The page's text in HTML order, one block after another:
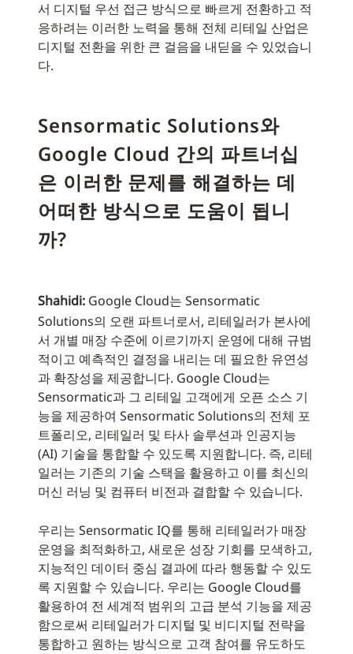
서 디지털 우선 접근 방식으로 빠르게 전환하고 적
응하려는 이러한 노력을 통해 전체 리테일 산업은
디지털 전환을 위한 큰 걸음을 내딛을 수 있었습니
다.
Sensormatic Solutions와
Google Cloud 간의 파트너십
은 이러한 문제를 해결하는 데
어떠한 방식으로 도움이 됩니
까?
Shahidi: Google Cloud는 Sensormatic
Solutions의 오랜 파트너로서, 리테일러가 본사에
서 개별 매장 수준에 이르기까지 운영에 대해 규범
적이고 예측적인 결정을 내리는 데 필요한 유연성
과 확장성을 제공합니다. Google Cloud는
Sensormatic과 그 리테일 고객에게 오픈 소스 기
능을 제공하여 Sensormatic Solutions의 전체 포
트폴리오, 리테일러 및 타사 솔루션과 인공지능
(AI) 기술을 통합할 수 있도록 지원합니다. 즉, 리테
일러는 기존의 기술 스택을 활용하고 이를 최신의
머신 러닝 및 컴퓨터 비전과 결합할 수 있습니다.
우리는 Sensormatic IQ를 통해 리테일러가 매장
운영을 최적화하고, 새로운 성장 기회를 모색하고,
지능적인 데이터 중심 결과에 따라 행동할 수 있도
록 지원할 수 있습니다. 우리는 Google Cloud를
활용하여 전 세계적 범위의 고급 분석 기능을 제공
함으로써 리테일러가 디지털 및 비디지털 전략을
통합하고 원하는 방식으로 고객 참여를 유도하도